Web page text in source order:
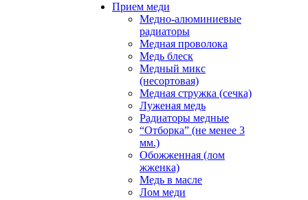
Прием меди
Медно-алюминиевые
радиаторы
Медная проволока
Медь блеск
Медный микс
(несортовая)
Медная стружка (сечка)
Луженая медь
Радиаторы медные
“Отборка” (не менее 3
мм.)
Обожженная (лом
жженка)
Медь в масле
Лом меди